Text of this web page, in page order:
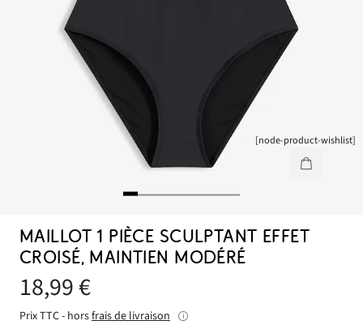
[node-product-wishlist]
MAILLOT 1 PIÈCE SCULPTANT EFFET
CROISÉ, MAINTIEN MODÉRÉ
18,99 €
Prix TTC - horsfrais de livraison